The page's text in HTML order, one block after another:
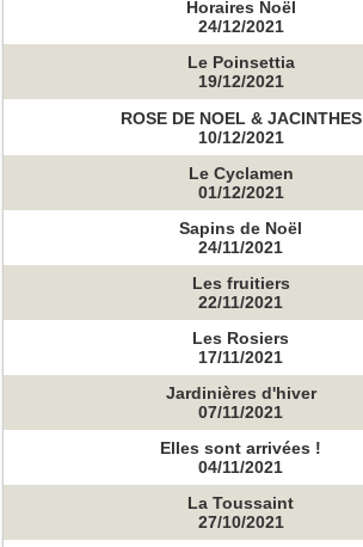
Horaires Noël
24/12/2021
Le Poinsettia
19/12/2021
ROSE DE NOEL & JACINTHES
10/12/2021
Le Cyclamen
01/12/2021
Sapins de Noël
24/11/2021
Les fruitiers
22/11/2021
Les Rosiers
17/11/2021
Jardinières d'hiver
07/11/2021
Elles sont arrivées !
04/11/2021
La Toussaint
27/10/2021